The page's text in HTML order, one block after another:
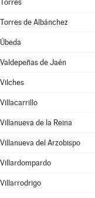
Torres
Torres de Albánchez
Úbeda
Valdepeñas de Jaén
Vilches
Villacarrillo
Villanueva de la Reina
Villanueva del Arzobispo
Villardompardo
Villarrodrigo